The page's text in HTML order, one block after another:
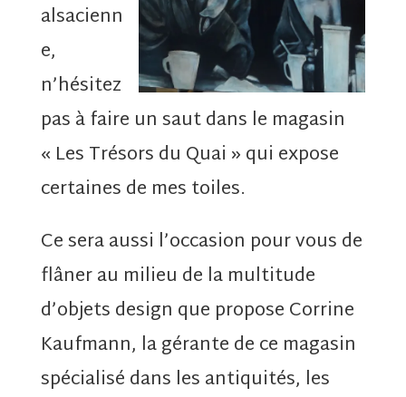
alsacienn
e,
n’hésitez
pas à faire un saut dans le magasin
« Les Trésors du Quai » qui expose
certaines de mes toiles.
Ce sera aussi l’occasion pour vous de
flâner au milieu de la multitude
d’objets design que propose Corrine
Kaufmann, la gérante de ce magasin
spécialisé dans les antiquités, les